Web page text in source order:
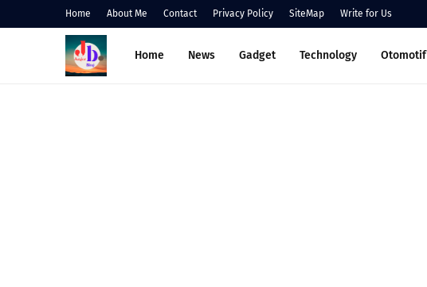
Home About Me Contact Privacy Policy SiteMap Write for Us
Home News Gadget Technology Otomotif